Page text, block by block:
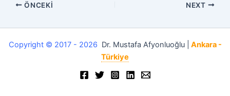
ÖNCEKI NEXT
Copyright © 2017 - 2026 Dr. Mustafa Afyonluoğlu |
Ankara -
Türkiye